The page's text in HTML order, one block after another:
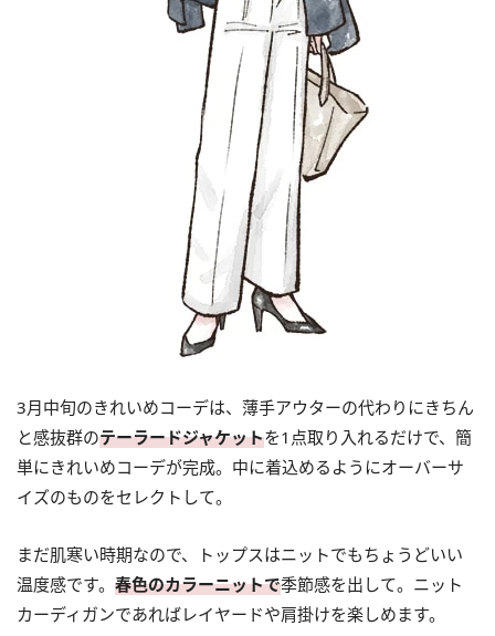
3月中旬のきれいめコーデは、薄手アウターの代わりにきちん
と感抜群のテーラードジャケットを1点取り入れるだけで、簡
単にきれいめコーデが完成。中に着込めるようにオーバーサ
イズのものをセレクトして。
まだ肌寒い時期なので、トップスはニットでもちょうどいい
温度感です。 春色のカラーニットで季節感を出して。ニット
カーディガンであればレイヤードや肩掛けを楽しめます。